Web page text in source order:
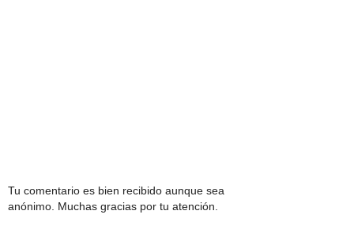
Tu comentario es bien recibido aunque sea
anónimo. Muchas gracias por tu atención.